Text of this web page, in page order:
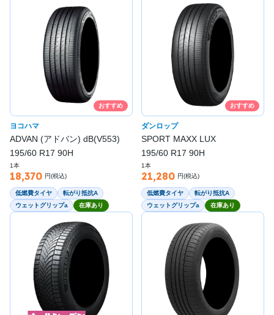
おすすめ
ヨコハマ
ADVAN (アドバン) dB(V553)
195/60 R17 90H
1本
18,370 円(税込)
低燃費タイヤ
転がり抵抗A
ウェットグリップa
在庫あり
おすすめ
ダンロップ
SPORT MAXX LUX
195/60 R17 90H
1本
21,280 円(税込)
低燃費タイヤ
転がり抵抗A
ウェットグリップa
在庫あり